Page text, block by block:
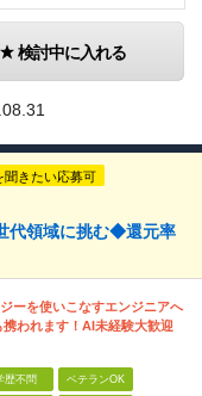
検討中に入れる
聞きたい応募可
代領域に挑む◆還元率
ーを使いこなすエンジニアへ
携われます！AI未経験大歓迎
歴不問 ベテランOK